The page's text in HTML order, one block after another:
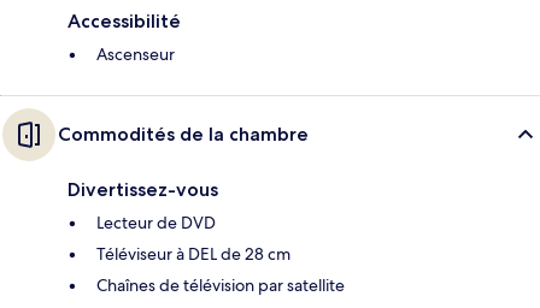
Accessibilité
Ascenseur
Commodités de la chambre
Divertissez-vous
Lecteur de DVD
Téléviseur à DEL de 28 cm
Chaînes de télévision par satellite